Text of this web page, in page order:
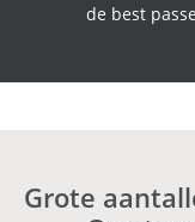
de best
Grote